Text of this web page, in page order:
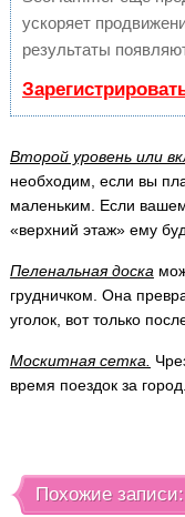
ускоряет
результаты
Второй уровень или
необходим, если вы
маленьким. Если
«верхний этаж» ему
Пеленальная доска
грудничком. Она
уголок, вот только
Москитная сетка.
время поездок за город.
Похожие записи: